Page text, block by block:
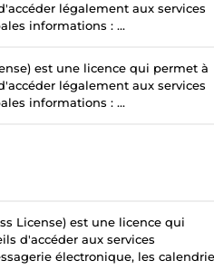
légalement aux services
informations : ...
est une licence qui permet à
légalement aux services
informations : ...
License) est une licence qui
d'accéder aux services
électronique, les